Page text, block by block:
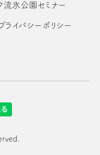
流氷公園セミナー
ライバシーポリシー